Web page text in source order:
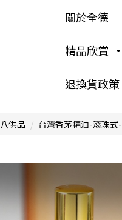
關於全德
精品欣賞
退換貨政策
八供品 台灣香茅精油-滾珠